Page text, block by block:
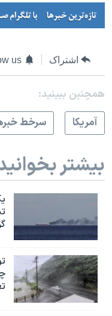
اشتراک us
همچنبن ببینید:
آمريکا
سرخط
بیشتر